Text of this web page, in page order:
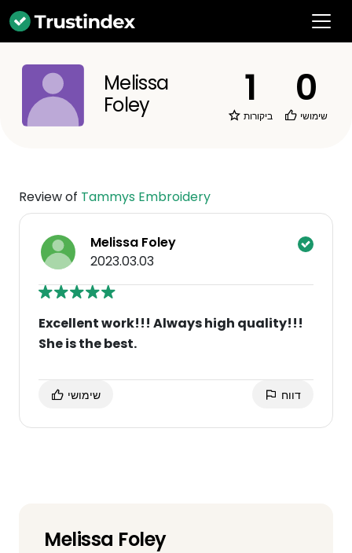
Melissa
Foley
1
ביקורות
0
שימושי
Review of Tammys Embroidery
Melissa Foley
2023.03.03
Excellent work!!! Always high quality!!!
She is the best.
שימושי דווח
Melissa Foley